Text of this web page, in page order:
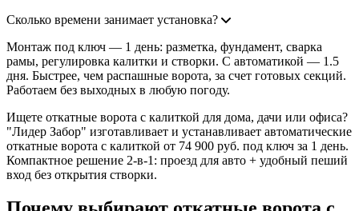
Сколько времени занимает установка?
Монтаж под ключ — 1 день: разметка, фундамент, сварка
рамы, регулировка калитки и створки. С автоматикой — 1.5
дня. Быстрее, чем распашные ворота, за счет готовых секций.
Работаем без выходных в любую погоду.
Ищете откатные ворота с калиткой для дома, дачи или офиса?
"Лидер Забор" изготавливает и устанавливает автоматические
откатные ворота с калиткой от 74 900 руб. под ключ за 1 день.
Компактное решение 2-в-1: проезд для авто + удобный пеший
вход без открытия створки.